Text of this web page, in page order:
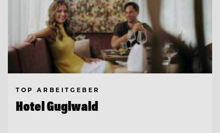
TOP ARBEITGEBER
Hotel Guglwald